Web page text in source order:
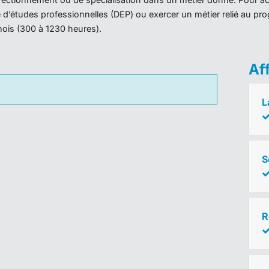
professionnelles (DEP) ou exercer un métier relié au
(300 à 1230 heures).